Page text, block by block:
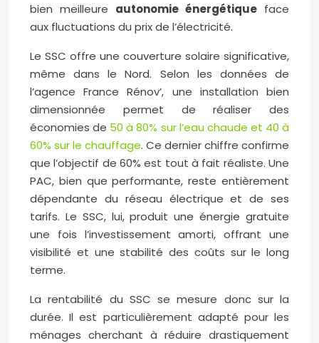
bien meilleure autonomie énergétique face
aux fluctuations du prix de l’électricité.
Le SSC offre une couverture solaire significative,
même dans le Nord. Selon les données de
l’agence France Rénov’, une installation bien
dimensionnée permet de réaliser des
économies de 50 à 80% sur l’eau chaude et 40 à
60% sur le chauffage. Ce dernier chiffre confirme
que l’objectif de 60% est tout à fait réaliste. Une
PAC, bien que performante, reste entièrement
dépendante du réseau électrique et de ses
tarifs. Le SSC, lui, produit une énergie gratuite
une fois l’investissement amorti, offrant une
visibilité et une stabilité des coûts sur le long
terme.
La rentabilité du SSC se mesure donc sur la
durée. Il est particulièrement adapté pour les
ménages cherchant à réduire drastiquement